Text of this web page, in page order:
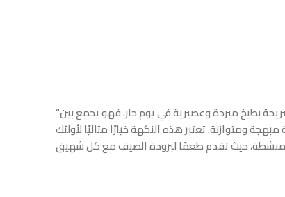
“نكهة البطيخ المثلجة” هي طعم منعش ومبرد، مثل قضم شريحة بطيخ مبردة وعصيرية في يوم حار. فهو يجمع بين
ومتوازنة. تعتبر هذه النكهة خيارًا مثاليًا لأولئك